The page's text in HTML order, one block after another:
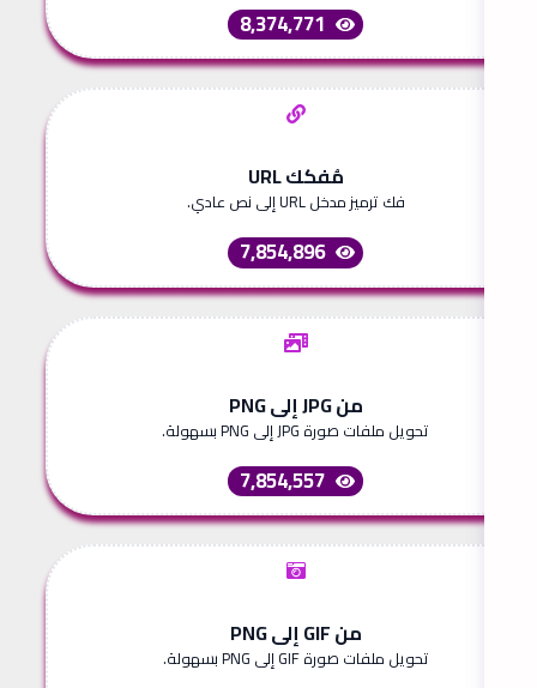
مُفكك URL
فك ترميز مدخل URL إلى نص عادي.
7,854,896
من JPG إلى PNG
تحويل ملفات صورة JPG إلى PNG بسهولة.
7,854,557
من GIF إلى PNG
تحويل ملفات صورة GIF إلى PNG بسهولة.